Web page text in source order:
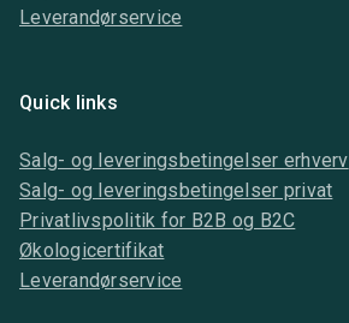
Leverandørservice
Quick links
Salg- og leveringsbetingelser erhverv
Salg- og leveringsbetingelser privat
Privatlivspolitik for B2B og B2C
Økologicertifikat
Leverandørservice